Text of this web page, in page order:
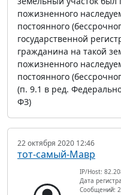
пожизненного
постоянного
государственной
гражданина на такой
пожизненного
постоянного
(п. 9.1 в ред.
ФЗ)
22 октября 2020 12:46
тот-самый-Мавр
IP/Host:
Дата
Сообщений: